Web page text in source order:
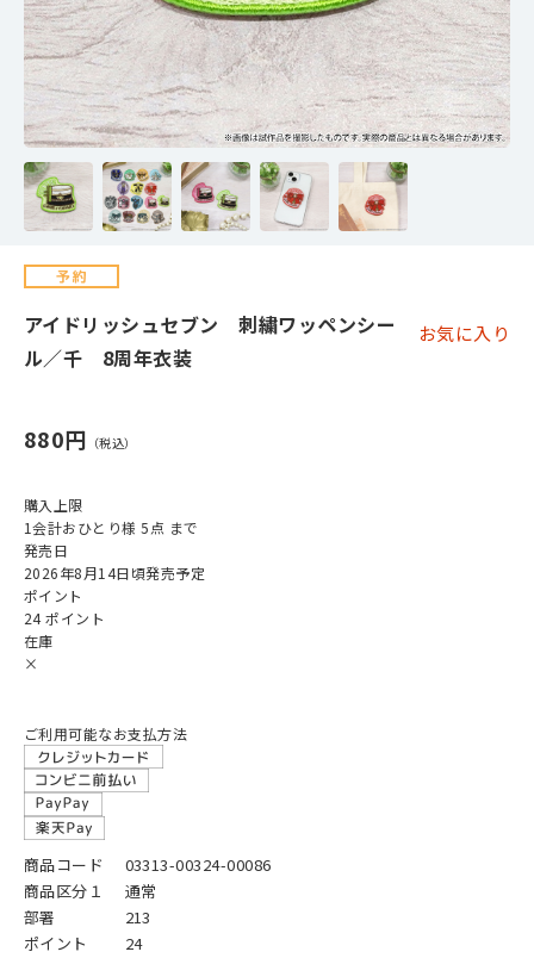
アイドリッシュセブン 刺繍ワッペンシー
ル／千 8周年衣装
お気に入り
880円
購入上限
1会計おひとり様 5点 まで
発売日
2026年8月14日頃発売予定
ポイント
24 ポイント
在庫
×
ご利用可能なお支払方法
商品コード
03313-00324-00086
商品区分１
通常
部署
213
ポイント
24